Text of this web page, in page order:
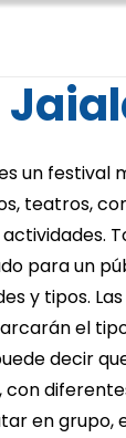
principal
un festival
teatros,
para un
y tipos.
el
decir
con
en grupo,